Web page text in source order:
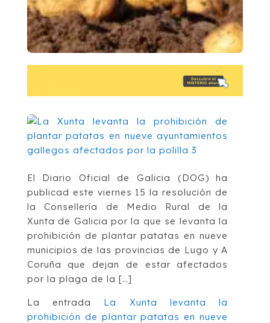
El Diario Oficial de Galicia (DOG) ha
publicad este viernes 15 la resolución de
la Consellería de Medio Rural de la
Xunta de Galicia por la que se levanta la
prohibición de plantar patatas en nueve
municipios de las provincias de Lugo y A
Coruña que dejan de estar afectados
por la plaga de la […]
La entrada La Xunta levanta la
prohibición de plantar patatas en nueve